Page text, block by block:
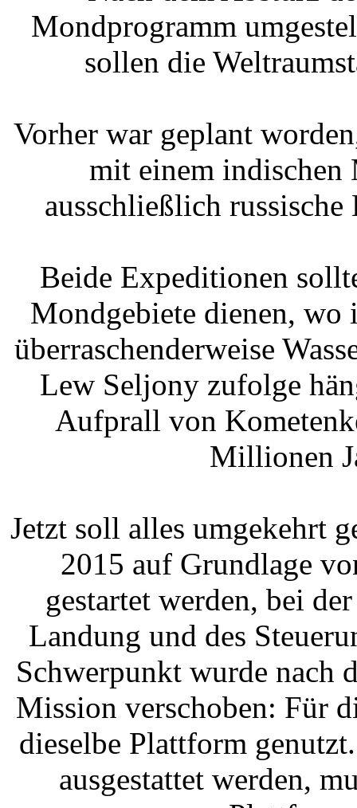
Mondprogramm
sollen die
Vorher war geplant
mit einem indischen
ausschließlich
Beide Expeditionen
Mondgebiete dienen, wo
überraschenderweise
Lew Seljony zufolge
Aufprall von
Millionen
Jetzt soll alles umgekehrt
2015 auf Grundlage
gestartet werden, bei
Landung und des
Schwerpunkt wurde nach
Mission verschoben: Für
dieselbe Plattform
ausgestattet werden,